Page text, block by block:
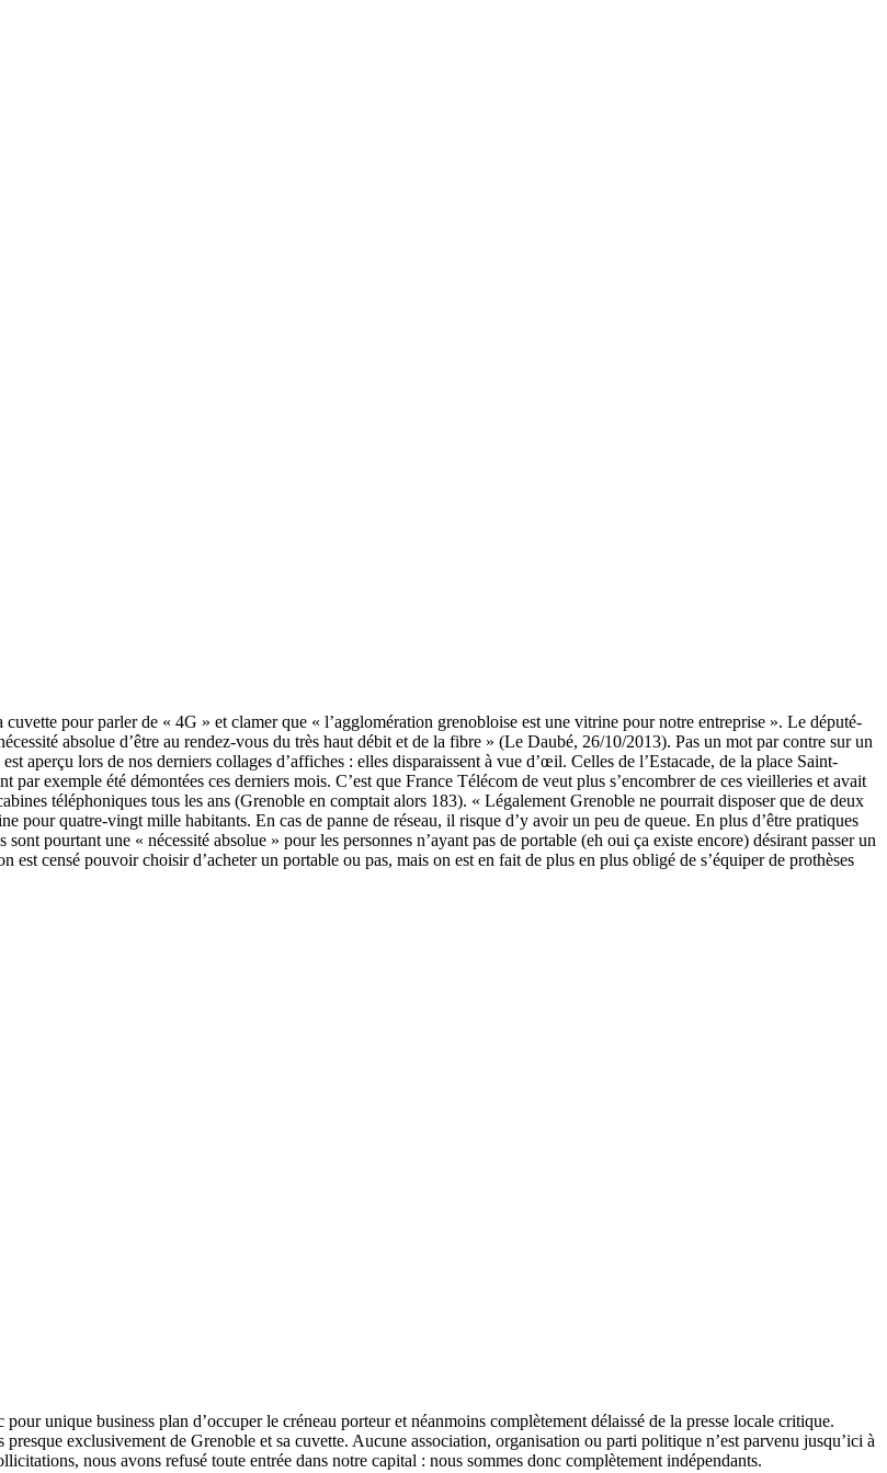
pour parler de « 4G » et clamer que « l’agglomération grenobloise est une vitrine pour notre entreprise ». Le député-
absolue d’être au rendez-vous du très haut débit et de la fibre » (Le Daubé, 26/10/2013). Pas un mot par contre sur un
aperçu lors de nos derniers collages d’affiches : elles disparaissent à vue d’œil. Celles de l’Estacade, de la place Saint-
exemple été démontées ces derniers mois. C’est que France Télécom de veut plus s’encombrer de ces vieilleries et avait
téléphoniques tous les ans (Grenoble en comptait alors 183). « Légalement Grenoble ne pourrait disposer que de deux
pour quatre-vingt mille habitants. En cas de panne de réseau, il risque d’y avoir un peu de queue. En plus d’être pratiques
pourtant une « nécessité absolue » pour les personnes n’ayant pas de portable (eh oui ça existe encore) désirant passer un
censé pouvoir choisir d’acheter un portable ou pas, mais on est en fait de plus en plus obligé de s’équiper de prothèses
pour unique business plan d’occuper le créneau porteur et néanmoins complètement délaissé de la presse locale critique.
exclusivement de Grenoble et sa cuvette. Aucune association, organisation ou parti politique n’est parvenu jusqu’ici à
nous avons refusé toute entrée dans notre capital : nous sommes donc complètement indépendants.